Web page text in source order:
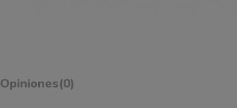
Opiniones(0)